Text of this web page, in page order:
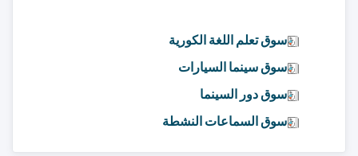
سوق تعلم اللغة الكورية
سوق سينما السيارات
سوق دور السينما
سوق السماعات النشطة